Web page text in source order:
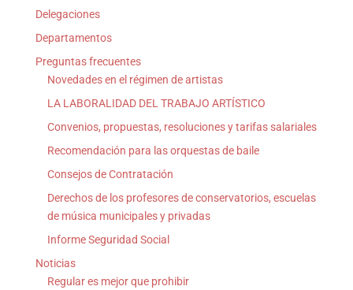
Delegaciones
Departamentos
Preguntas frecuentes
Novedades en el régimen de artistas
LA LABORALIDAD DEL TRABAJO ARTÍSTICO
Convenios, propuestas, resoluciones y tarifas salariales
Recomendación para las orquestas de baile
Consejos de Contratación
Derechos de los profesores de conservatorios, escuelas
de música municipales y privadas
Informe Seguridad Social
Noticias
Regular es mejor que prohibir